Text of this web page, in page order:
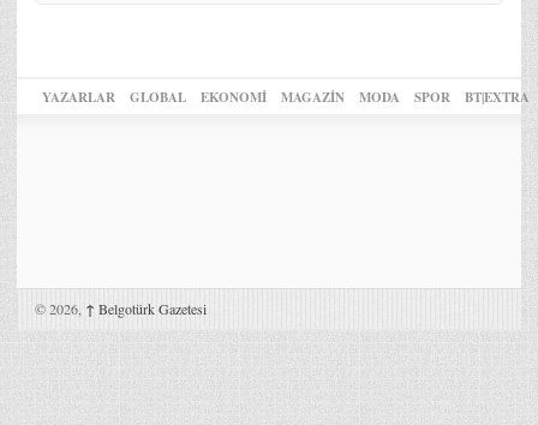
YAZARLAR GLOBAL EKONOMİ MAGAZİN MODA SPOR BT|EXTRA
© 2026, ↑ Belgotürk Gazetesi